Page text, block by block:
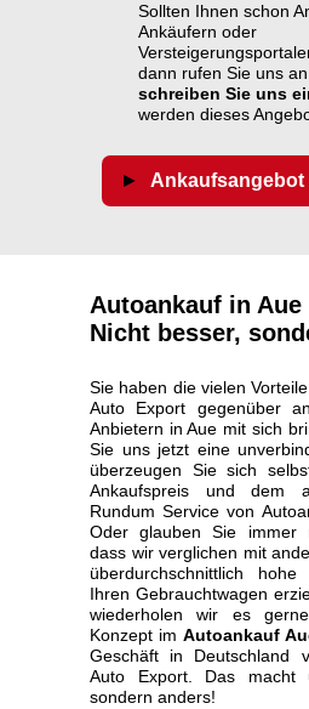
Sollten Ihnen schon
Ankäufern oder
dann rufen Sie uns
schreiben Sie uns
werden dieses
Ankaufsangebot
Autoankauf in Aue
Nicht besser,
Sie haben die vielen
Auto Export gegenüber
Anbietern in Aue mit sich
Sie uns jetzt eine
überzeugen Sie sich
Ankaufspreis und dem
Rundum Service von
Oder glauben Sie immer
dass wir verglichen mit
überdurchschnittlich
Ihren Gebrauchtwagen
wiederholen wir es
Konzept im Autoankauf
Geschäft in Deutschland
Auto Export. Das macht
sondern anders!